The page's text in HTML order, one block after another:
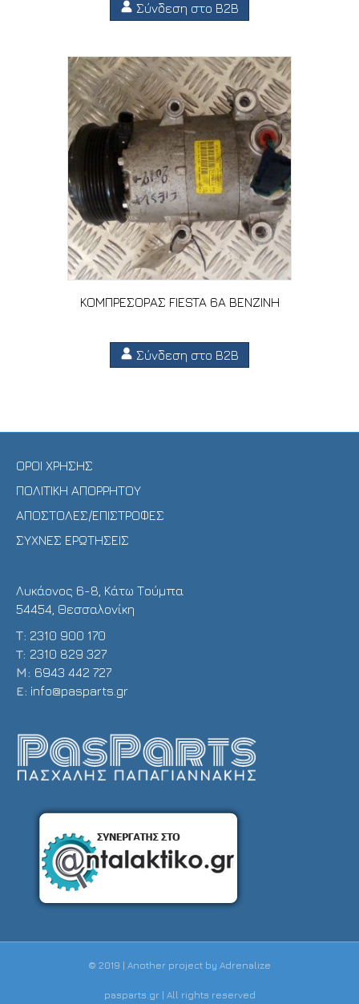
Σύνδεση στο B2B
ΚΟΜΠΡΕΣΟΡΑΣ FIESTA 6A ΒΕΝΖΙΝΗ
Σύνδεση στο B2B
ΟΡΟΙ ΧΡΗΣΗΣ
ΠΟΛΙΤΙΚΗ ΑΠΟΡΡΗΤΟΥ
ΑΠΟΣΤΟΛΕΣ/ΕΠΙΣΤΡΟΦΕΣ
ΣΥΧΝΕΣ ΕΡΩΤΗΣΕΙΣ
Λυκάονος 6-8, Κάτω Τούμπα
54454, Θεσσαλονίκη
Τ: 2310 900 170
T: 2310 829 327
Μ: 6943 442 727
E: info@pasparts.gr
© 2019 | Another project by Adrenalize
pasparts.gr | All rights reserved